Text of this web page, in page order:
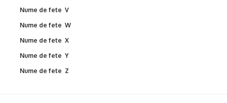
Nume de fete V
Nume de fete W
Nume de fete X
Nume de fete Y
Nume de fete Z